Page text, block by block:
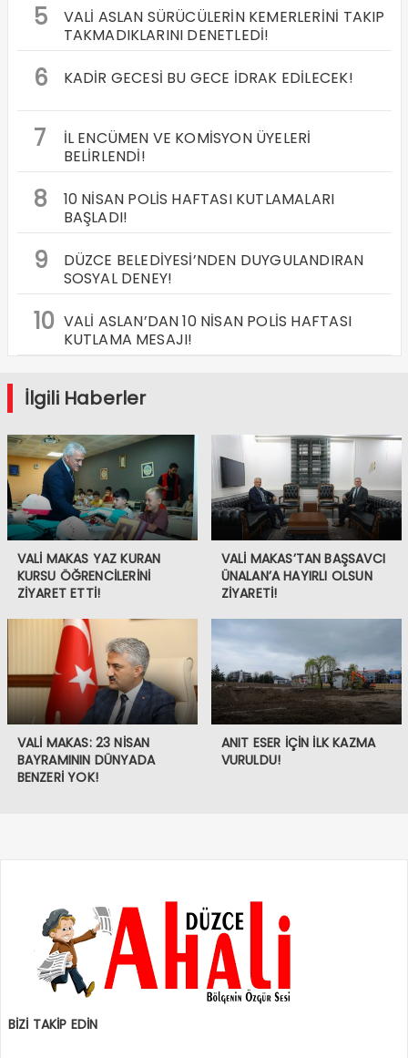
5
VALİ ASLAN SÜRÜCÜLERİN KEMERLERİNİ TAKIP
TAKMADIKLARINI DENETLEDİ!
6 KADİR GECESİ BU GECE İDRAK EDİLECEK!
7
İL ENCÜMEN VE KOMİSYON ÜYELERİ
BELİRLENDİ!
8
10 NİSAN POLİS HAFTASI KUTLAMALARI
BAŞLADI!
9
DÜZCE BELEDİYESİ’NDEN DUYGULANDIRAN
SOSYAL DENEY!
10 VALİ ASLAN’DAN 10 NİSAN POLİS HAFTASI
KUTLAMA MESAJI!
İlgili Haberler
VALİ MAKAS YAZ KURAN
KURSU ÖĞRENCİLERİNİ
ZİYARET ETTİ!
VALİ MAKAS’TAN BAŞSAVCI
ÜNALAN’A HAYIRLI OLSUN
ZİYARETİ!
VALİ MAKAS: 23 NİSAN
BAYRAMININ DÜNYADA
BENZERİ YOK!
ANIT ESER İÇİN İLK KAZMA
VURULDU!
BİZİ TAKİP EDİN